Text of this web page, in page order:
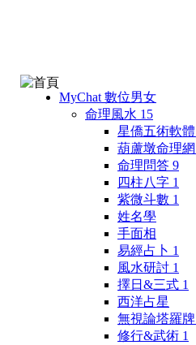
MyChat 數位男女
命理風水 15
星僑五術軟體
葫蘆墩命理網
命理問答 9
四柱八字 1
紫微斗數 1
姓名學
手面相
易經占卜 1
風水研討 1
擇日&三式 1
西洋占星
無視論塔羅牌
修行&武術 1